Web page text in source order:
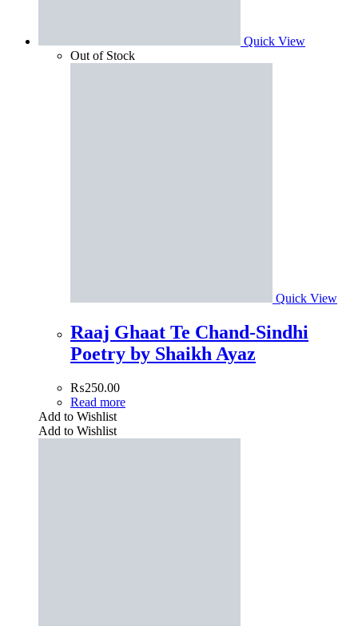
Quick View
Out of Stock
Quick View
Raaj Ghaat Te Chand-Sindhi
Poetry by Shaikh Ayaz
₨250.00
Read more
Add to Wishlist
Add to Wishlist